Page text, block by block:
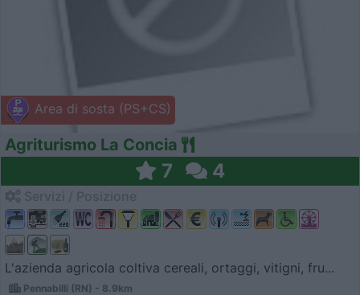
Area di sosta (PS+CS)
Agriturismo La Concia
7 4
L'azienda agricola coltiva cereali, ortaggi, vitigni, fru...
Pennabilli (RN) - 8.9km